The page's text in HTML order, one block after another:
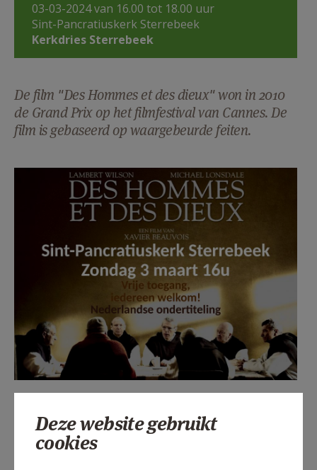
MIJN PAROCHIE
AANMELDEN OF REGISTREREN
03-03-2024 van 16.00 tot 18.00 uur
Sint-Pancratiuskerk Sterrebeek
Kerkdries Sterrebeek
De film "Des Hommes et des dieux" won in 2010
de Grand Prix op het filmfestival van Cannes. De
film is gebaseerd op waargebeurde feiten.
affiche_film_3-03-24_b3.jpg
Maghrebijnse bergen tijdens de jaren '90.
Acht Franse monniken leven er in harmonie
Deze website gebruikt
cookies